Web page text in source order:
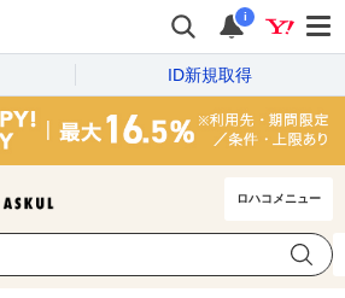
i
ID新規取得
ロハコメニュー